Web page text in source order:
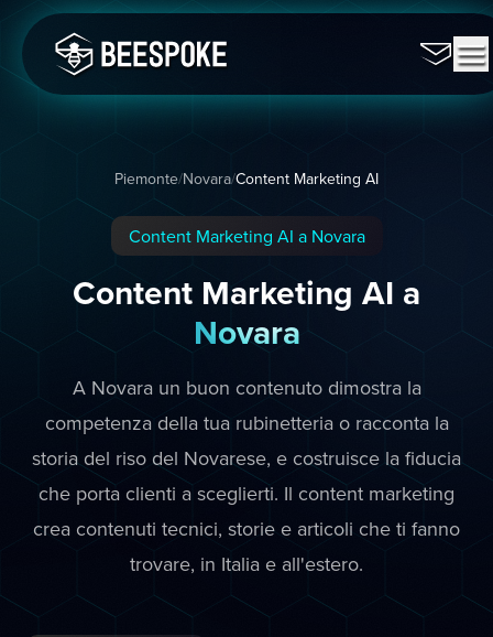
Piemonte/Novara/Content Marketing AI
Content Marketing AI a Novara
Content Marketing AI a
Novara
A Novara un buon contenuto dimostra la
competenza della tua rubinetteria o racconta la
storia del riso del Novarese, e costruisce la fiducia
che porta clienti a sceglierti. Il content marketing
crea contenuti tecnici, storie e articoli che ti fanno
trovare, in Italia e all'estero.